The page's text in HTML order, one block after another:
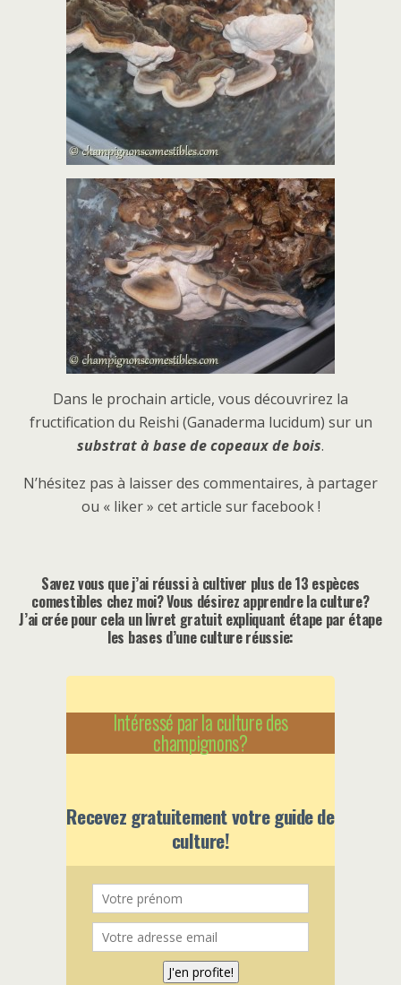
Dans le prochain article, vous découvrirez la
fructification du Reishi (Ganaderma lucidum) sur un
substrat à base de copeaux de bois.
N’hésitez pas à laisser des commentaires, à partager
ou « liker » cet article sur facebook !
Savez vous que j’ai réussi à cultiver plus de 13 espèces
comestibles chez moi? Vous désirez apprendre la culture?
J’ai crée pour cela un livret gratuit expliquant étape par étape
les bases d’une culture réussie:
Intéressé par la culture des
champignons?
Recevez gratuitement votre guide de
culture!